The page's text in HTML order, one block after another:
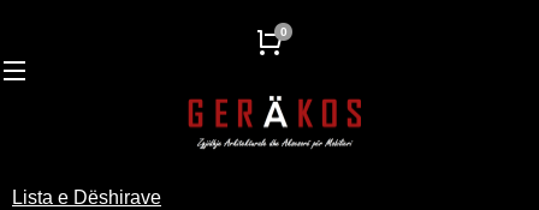
Lista e Dëshirave